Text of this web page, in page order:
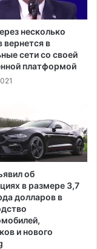
несколько
вернется в
сети со своей
платформой
об
в размере 3,7
долларов в
и нового